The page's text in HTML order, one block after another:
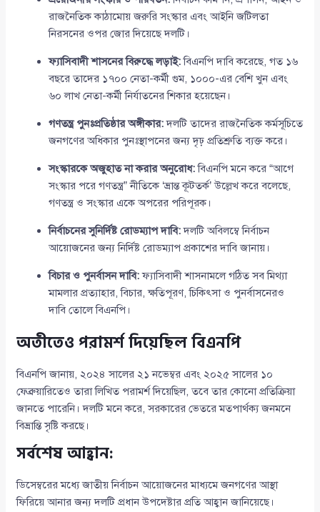
রাজনৈতিক কাঠামোয় জরুরি সংস্কার এবং আইনি জটিলতা
নিরসনের ওপর জোর দিয়েছে দলটি।
ফ্যাসিবাদী শাসনের বিরুদ্ধে লড়াই:বিএনপি দাবি করেছে, গত ১৬
বছরে তাদের ১৭০০ নেতা-কর্মী গুম, ১০০০-এর বেশি খুন এবং
৬০ লাখ নেতা-কর্মী নির্যাতনের শিকার হয়েছেন।
গণতন্ত্র পুনঃপ্রতিষ্ঠার অঙ্গীকার:দলটি তাদের রাজনৈতিক কর্মসূচিতে
জনগণের অধিকার পুনঃস্থাপনের জন্য দৃঢ় প্রতিশ্রুতি ব্যক্ত করে।
সংস্কারকে অজুহাত না করার অনুরোধ:বিএনপি মনে করে “আগে
সংস্কার পরে গণতন্ত্র” নীতিকে ‘ভ্রান্ত কূটতর্ক’ উল্লেখ করে বলেছে,
গণতন্ত্র ও সংস্কার একে অপরের পরিপূরক।
নির্বাচনের সুনির্দিষ্ট রোডম্যাপ দাবি:দলটি অবিলম্বে নির্বাচন
আয়োজনের জন্য নির্দিষ্ট রোডম্যাপ প্রকাশের দাবি জানায়।
বিচার ও পুনর্বাসন দাবি:ফ্যাসিবাদী শাসনামলে গঠিত সব মিথ্যা
মামলার প্রত্যাহার, বিচার, ক্ষতিপূরণ, চিকিৎসা ও পুনর্বাসনেরও
দাবি তোলে বিএনপি।
অতীতেও পরামর্শ দিয়েছিল বিএনপি
বিএনপি জানায়, ২০২৪ সালের ২১ নভেম্বর এবং ২০২৫ সালের ১০
ফেব্রুয়ারিতেও তারা লিখিত পরামর্শ দিয়েছিল, তবে তার কোনো প্রতিক্রিয়া
জানতে পারেনি। দলটি মনে করে, সরকারের ভেতরে মতপার্থক্য জনমনে
বিভ্রান্তি সৃষ্টি করছে।
সর্বশেষ আহ্বান:
ডিসেম্বরের মধ্যে জাতীয় নির্বাচন আয়োজনের মাধ্যমে জনগণের আস্থা
ফিরিয়ে আনার জন্য দলটি প্রধান উপদেষ্টার প্রতি আহ্বান জানিয়েছে।